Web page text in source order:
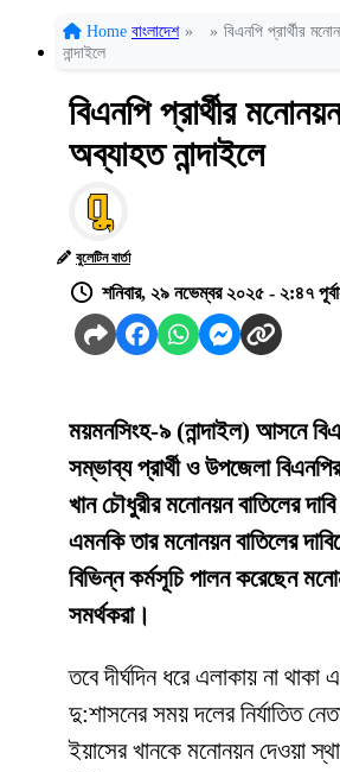
Home বাংলাদেশ » » বিএনপি প্রার্থীর
নান্দাইলে
বিএনপি প্রার্থীর
অব্যাহত নান্দাইলে
বুলেটিন বার্তা
শনিবার, ২৯ নভেম্বর ২০২৫ - ২:৪৭
ময়মনসিংহ-৯ (নান্দাইল) আসনে
সম্ভাব্য প্রার্থী ও উপজেলা
খান চৌধুরীর মনোনয়ন বাতিলের
এমনকি তার মনোনয়ন বাতিলের
বিভিন্ন কর্মসূচি পালন করেছেন
সমর্থকরা।
তবে দীর্ঘদিন ধরে এলাকায় না থাকা
দু:শাসনের সময় দলের নির্যাতিত
ইয়াসের খানকে মনোনয়ন দেওয়া